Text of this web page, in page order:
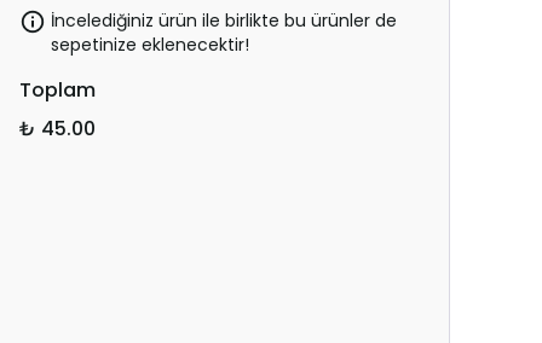
İncelediğiniz ürün ile birlikte bu ürünler de
sepetinize eklenecektir!
Toplam
₺ 45.00